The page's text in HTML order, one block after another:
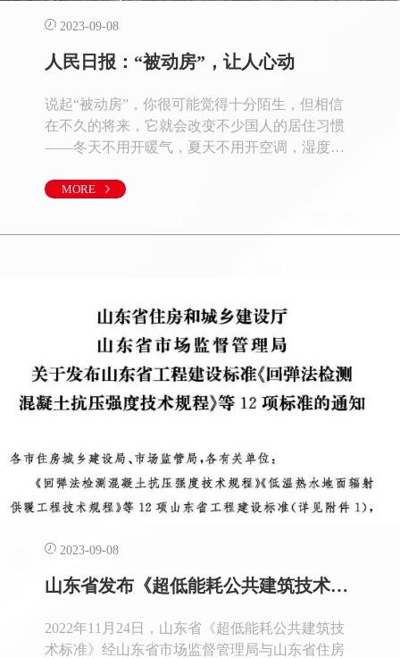
2023-09-08
人民日报：“被动房”，让人心动
说起“被动房”，你很可能觉得十分陌生，但相信
在不久的将来，它就会改变不少国人的居住习惯
——冬天不用开暖气，夏天不用开空调，湿度常
持在75以内，一句话，屋内四季如春。怎么样，
值50……”一个春寒料峭的雾霾天，记者走进河北
MORE
2023-09-08
山东省发布《超低能耗公共建筑技术标准》
2022年11月24日，山东省《超低能耗公共建筑技
术标准》经山东省市场监督管理局与山东省住房